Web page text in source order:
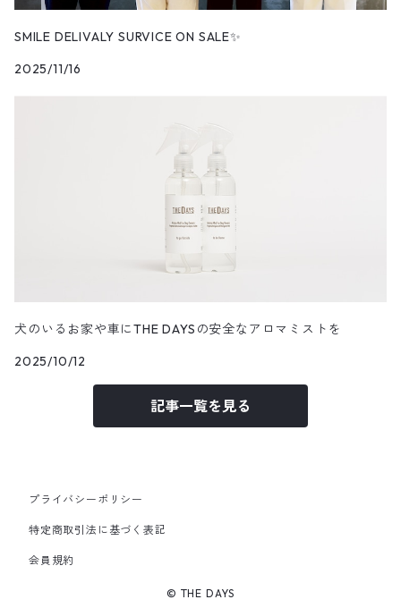
SMILE DELIVALY SURVICE ON SALE✨
2025/11/16
犬のいるお家や車にTHE DAYSの安全なアロマミストを
2025/10/12
記事一覧を見る
プライバシーポリシー
特定商取引法に基づく表記
会員規約
© THE DAYS